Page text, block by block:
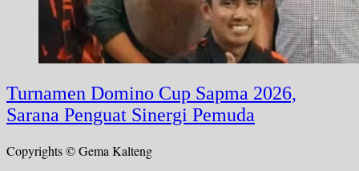
Turnamen Domino Cup Sapma 2026,
Sarana Penguat Sinergi Pemuda
Copyrights © Gema Kalteng